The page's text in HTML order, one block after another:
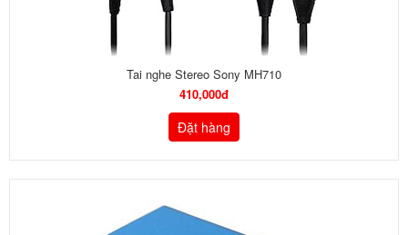
Tai nghe Stereo Sony MH710
410,000đ
Đặt hàng